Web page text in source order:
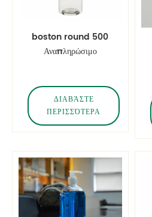
boston round 500
Αναπληρώσιμο
κατοικίδια
ΔΙΑΒΆΣΤΕ
ΠΕΡΙΣΣΌΤΕΡΑ